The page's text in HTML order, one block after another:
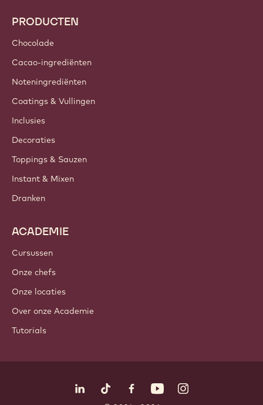
PRODUCTEN
Chocolade
Cacao-ingrediënten
Noteningrediënten
Coatings & Vullingen
Inclusies
Decoraties
Toppings & Sauzen
Instant & Mixen
Dranken
ACADEMIE
Cursussen
Onze chefs
Onze locaties
Over onze Academie
Tutorials
LinkedIn Opens in a new window.
TikTok Opens in a new window.
Facebook Opens in a new
YouTubeInstagram